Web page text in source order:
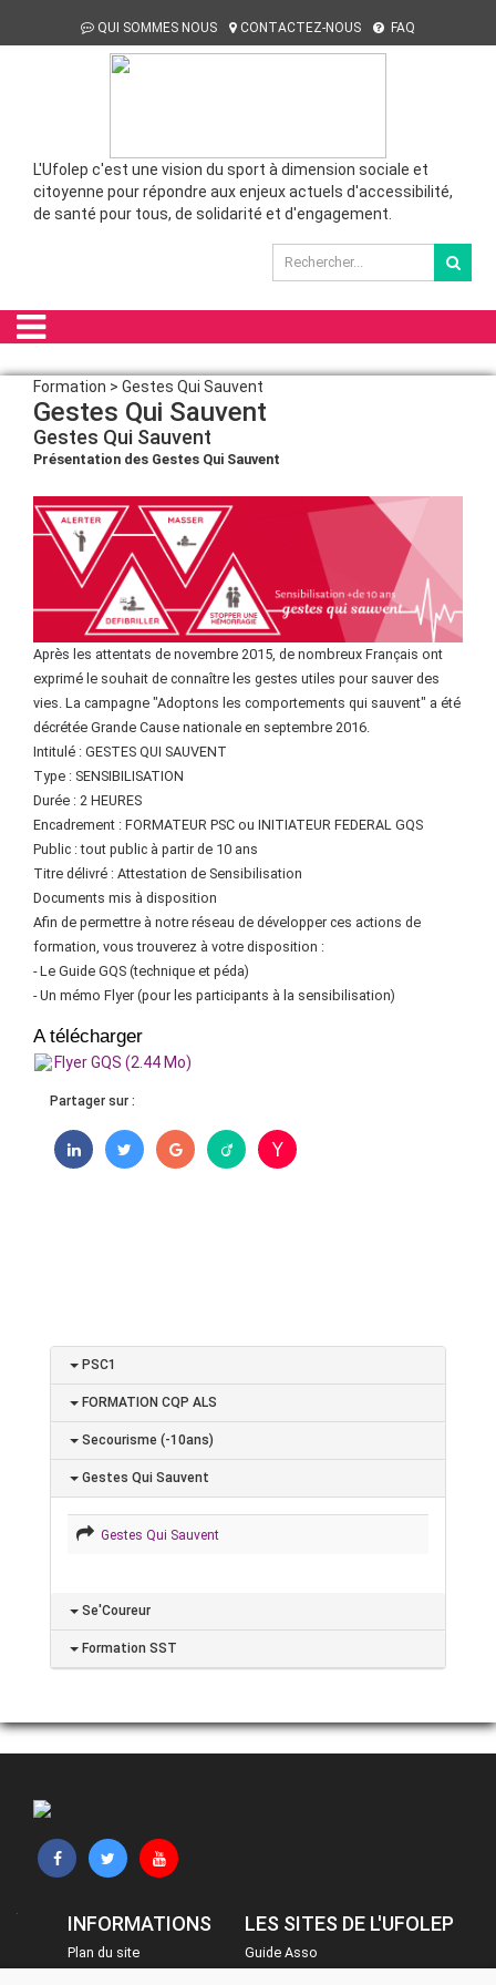
QUI SOMMES NOUS CONTACTEZ-NOUS FAQ
L'Ufolep c'est une vision du sport à dimension sociale et
citoyenne pour répondre aux enjeux actuels d'accessibilité,
de santé pour tous, de solidarité et d'engagement.
Formation > Gestes Qui Sauvent
Gestes Qui Sauvent
Gestes Qui Sauvent
Présentation des Gestes Qui Sauvent
Après les attentats de novembre 2015, de nombreux Français ont
exprimé le souhait de connaître les gestes utiles pour sauver des
vies. La campagne "Adoptons les comportements qui sauvent" a été
décrétée Grande Cause nationale en septembre 2016.
Intitulé : GESTES QUI SAUVENT
Type : SENSIBILISATION
Durée : 2 HEURES
Encadrement : FORMATEUR PSC ou INITIATEUR FEDERAL GQS
Public : tout public à partir de 10 ans
Titre délivré : Attestation de Sensibilisation
Documents mis à disposition
Afin de permettre à notre réseau de développer ces actions de
formation, vous trouverez à votre disposition :
- Le Guide GQS (technique et péda)
- Un mémo Flyer (pour les participants à la sensibilisation)
A télécharger
Flyer GQS (2.44 Mo)
Partager sur :
PSC1
FORMATION CQP ALS
Secourisme (-10ans)
Gestes Qui Sauvent
Gestes Qui Sauvent
Se'Coureur
Formation SST
INFORMATIONS
Plan du site
LES SITES DE L'UFOLEP
Guide Asso